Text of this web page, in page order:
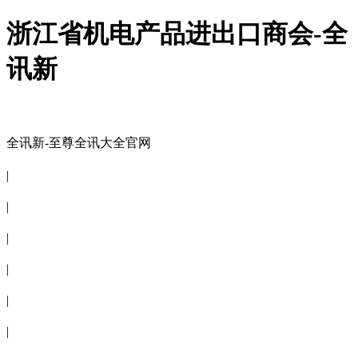
浙江省机电产品进出口商会-全
讯新
全讯新-至尊全讯大全官网
|
|
|
|
|
|